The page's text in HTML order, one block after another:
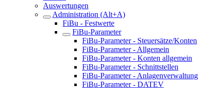
Auswertungen
Administration (Alt+A)
FiBu - Festwerte
FiBu-Parameter
FiBu-Parameter - Steuersätze/Konten
FiBu-Parameter - Allgemein
FiBu-Parameter - Konten allgemein
FiBu-Parameter - Schnittstellen
FiBu-Parameter - Anlagenverwaltung
FiBu-Parameter - DATEV